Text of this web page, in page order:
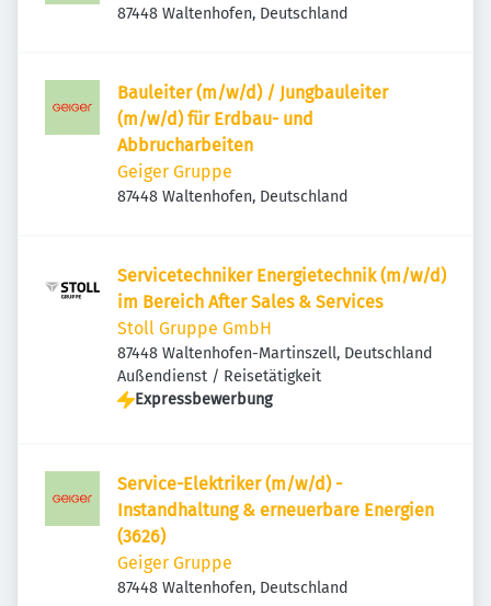
87448 Waltenhofen, Deutschland
Bauleiter (m/w/d) / Jungbauleiter
(m/w/d) für Erdbau- und
Abbrucharbeiten
Geiger Gruppe
87448 Waltenhofen, Deutschland
Servicetechniker Energietechnik (m/w/d)
im Bereich After Sales & Services
Stoll Gruppe GmbH
87448 Waltenhofen-Martinszell, Deutschland
Außendienst / Reisetätigkeit
Expressbewerbung
Service-Elektriker (m/w/d) -
Instandhaltung & erneuerbare Energien
(3626)
Geiger Gruppe
87448 Waltenhofen, Deutschland